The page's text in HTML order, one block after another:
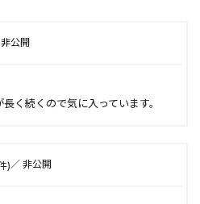
非公開
く続くので気に入っています。
非公開